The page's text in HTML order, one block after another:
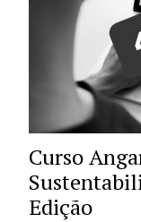
Curso
Edição